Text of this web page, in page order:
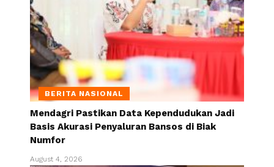
BERITA NASIONAL
Mendagri Pastikan Data Kependudukan Jadi
Basis Akurasi Penyaluran Bansos di Biak
Numfor
August 4, 2026